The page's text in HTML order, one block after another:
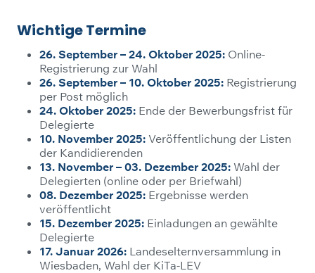
Wichtige Termine
26. September – 24. Oktober 2025: Online-
Registrierung zur Wahl
26. September – 10. Oktober 2025: Registrierung
per Post möglich
24. Oktober 2025: Ende der Bewerbungsfrist für
Delegierte
10. November 2025: Veröffentlichung der Listen
der Kandidierenden
13. November – 03. Dezember 2025: Wahl der
Delegierten (online oder per Briefwahl)
08. Dezember 2025: Ergebnisse werden
veröffentlicht
15. Dezember 2025: Einladungen an gewählte
Delegierte
17. Januar 2026: Landeselternversammlung in
Wiesbaden, Wahl der KiTa-LEV